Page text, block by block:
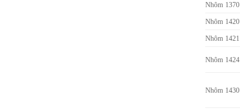
Nhôm 1370
Nhôm 1420
Nhôm 1421
Nhôm 1424
Nhôm 1430